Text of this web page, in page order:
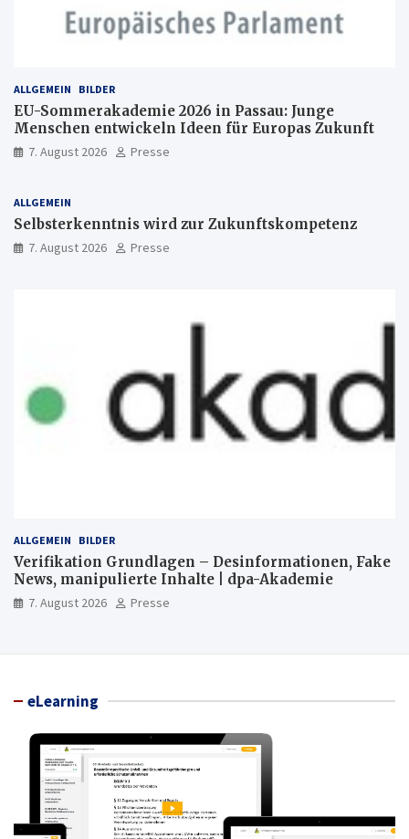
ALLGEMEIN BILDER
EU-Sommerakademie 2026 in Passau: Junge
Menschen entwickeln Ideen für Europas Zukunft
7. August 2026 Presse
ALLGEMEIN
Selbsterkenntnis wird zur Zukunftskompetenz
7. August 2026 Presse
ALLGEMEIN BILDER
Verifikation Grundlagen – Desinformationen, Fake
News, manipulierte Inhalte | dpa-Akademie
7. August 2026 Presse
eLearning